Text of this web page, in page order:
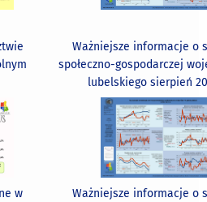
Ważniejsze informacje o
społeczno-gospodarczej
lubelskiego sierpień
w
Ważniejsze informacje o